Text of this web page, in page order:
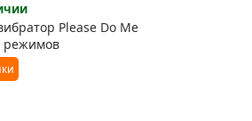
Please Do Me
режимов